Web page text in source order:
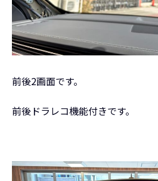
前後2画面です。
前後ドラレコ機能付きです。